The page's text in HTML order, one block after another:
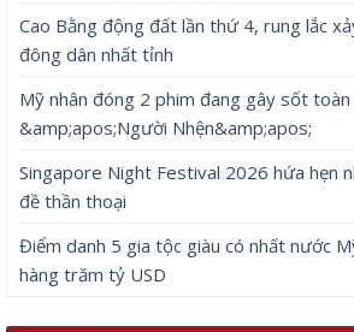
Cao Bằng động đất lần thứ 4, rung lắc
đông dân nhất tỉnh
Mỹ nhân đóng 2 phim đang gây sốt toàn
&amp;apos;Người Nhện&amp;apos;
Singapore Night Festival 2026 hứa hẹn
đề thần thoại
Điểm danh 5 gia tộc giàu có nhất nước
hàng trăm tỷ USD